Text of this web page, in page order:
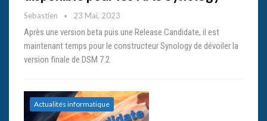
Sebastien 23 Mai, 2023
Après une version beta puis une Release Candidate, il est
maintenant temps pour le constructeur Synology de dévoiler la
version finale de DSM 7.2.
Actualités informatique